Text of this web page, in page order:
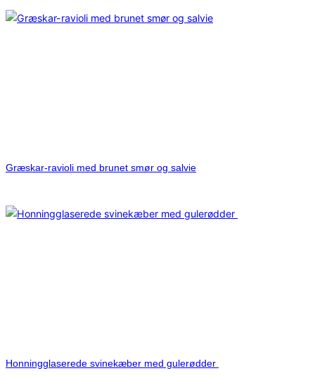
Græskar-ravioli med brunet smør og salvie
Honningglaserede svinekæber med gulerødder